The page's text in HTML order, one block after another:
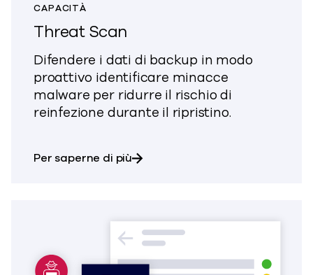
CAPACITÀ
Threat Scan
Difendere i dati di backup in modo
proattivo identificare minacce
malware per ridurre il rischio di
reinfezione durante il ripristino.
Per saperne di piùsu Threat Scan